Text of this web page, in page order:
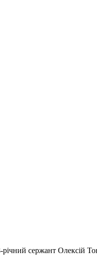
річний сержант Олексій